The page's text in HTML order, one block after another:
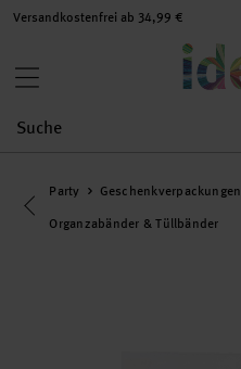
Versandkostenfrei ab 34,99 €
Eine Kategorie zurück
Party Geschenkverpackungen
Organzabänder & Tüllbänder